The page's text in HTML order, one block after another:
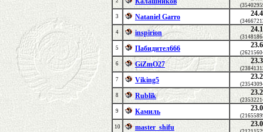
3
Nataniel Garro
4
inspirion
5
Пабидител666
6
GiZmO27
7
Viking5
8
Rublik
9
Камиль
10
master_shifu